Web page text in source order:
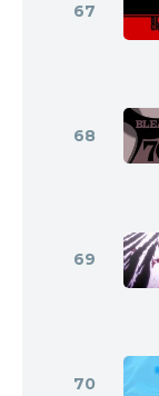
67
68
69
70